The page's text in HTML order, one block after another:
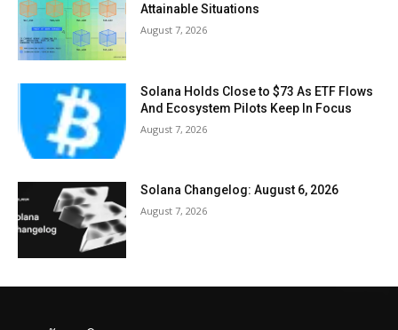
Attainable Situations
August 7, 2026
Solana Holds Close to $73 As ETF Flows
And Ecosystem Pilots Keep In Focus
August 7, 2026
Solana Changelog: August 6, 2026
August 7, 2026